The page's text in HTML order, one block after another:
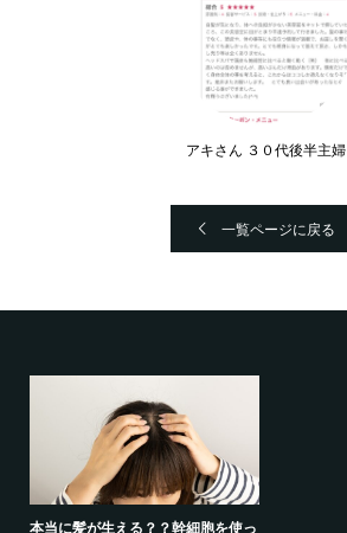
アキさん ３０代後半主婦
一覧ページに戻る
本当に髪が生える？？幹細胞を使っ